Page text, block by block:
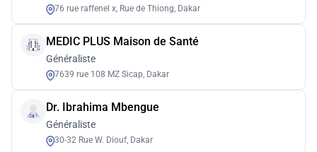
76 rue raffenel x, Rue de Thiong, Dakar
MEDIC PLUS Maison de Santé
Généraliste
7639 rue 108 MZ Sicap, Dakar
Dr. Ibrahima Mbengue
Généraliste
30-32 Rue W. Diouf, Dakar